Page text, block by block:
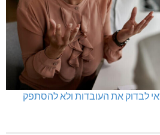
לבדוק את העובדות ולא להסתפק